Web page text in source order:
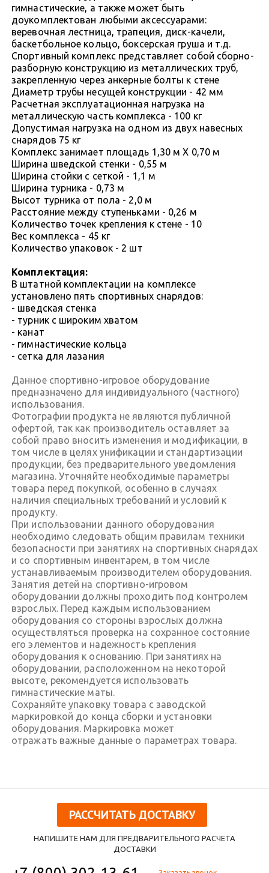
гимнастические, а также может быть
доукомплектован любыми аксессуарами:
веревочная лестница, трапеция, диск-качели,
баскетбольное кольцо, боксерская груша и т.д.
Спортивный комплекс представляет собой сборно-
разборную конструкцию из металлических труб,
закрепленную через анкерные болты к стене
Диаметр трубы несущей конструкции - 42 мм
Расчетная эксплуатационная нагрузка на
металлическую часть комплекса - 100 кг
Допустимая нагрузка на одном из двух навесных
снарядов 75 кг
Комплекс занимает площадь 1,30 м Х 0,70 м
Ширина шведской стенки - 0,55 м
Ширина стойки с сеткой - 1,1 м
Ширина турника - 0,73 м
Высот турника от пола - 2,0 м
Расстояние между ступеньками - 0,26 м
Количество точек крепления к стене - 10
Вес комплекса - 45 кг
Количество упаковок - 2 шт
Комплектация:
В штатной комплектации на комплексе
установлено пять спортивных снарядов:
- шведская стенка
- турник с широким хватом
- канат
- гимнастические кольца
- сетка для лазания
Данное спортивно-игровое оборудование
предназначено для индивидуального (частного)
использования.
Фотографии продукта не являются публичной
офертой, так как производитель оставляет за
собой право вносить изменения и модификации, в
том числе в целях унификации и стандартизации
продукции, без предварительного уведомления
магазина. Уточняйте необходимые параметры
товара перед покупкой, особенно в случаях
наличия специальных требований и условий к
продукту.
При использовании данного оборудования
необходимо следовать общим правилам техники
безопасности при занятиях на спортивных снарядах
и со спортивным инвентарем, в том числе
устанавливаемым производителем оборудования.
Занятия детей на спортивно-игровом
оборудовании должны проходить под контролем
взрослых. Перед каждым использованием
оборудования со стороны взрослых должна
осуществляться проверка на сохранное состояние
его элементов и надежность крепления
оборудования к основанию. При занятиях на
оборудовании, расположенном на некоторой
высоте, рекомендуется использовать
гимнастические маты.
Сохраняйте упаковку товара с заводской
маркировкой до конца сборки и установки
оборудования. Маркировка может
отражать важные данные о параметрах товара.
РАССЧИТАТЬ ДОСТАВКУ
НАПИШИТЕ НАМ ДЛЯ ПРЕДВАРИТЕЛЬНОГО РАСЧЕТА
ДОСТАВКИ